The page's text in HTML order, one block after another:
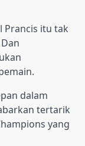
Prancis itu tak
Dan
dalam
tertarik
yang